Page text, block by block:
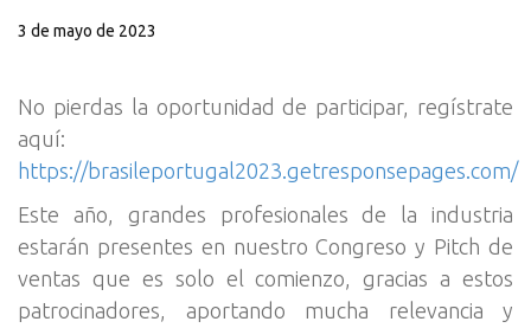
3 de mayo de 2023
No pierdas la oportunidad de participar, regístrate
aquí:
https://brasileportugal2023.getresponsepages.com/
Este año, grandes profesionales de la industria
estarán presentes en nuestro Congreso y Pitch de
ventas que es solo el comienzo, gracias a estos
patrocinadores, aportando mucha relevancia y